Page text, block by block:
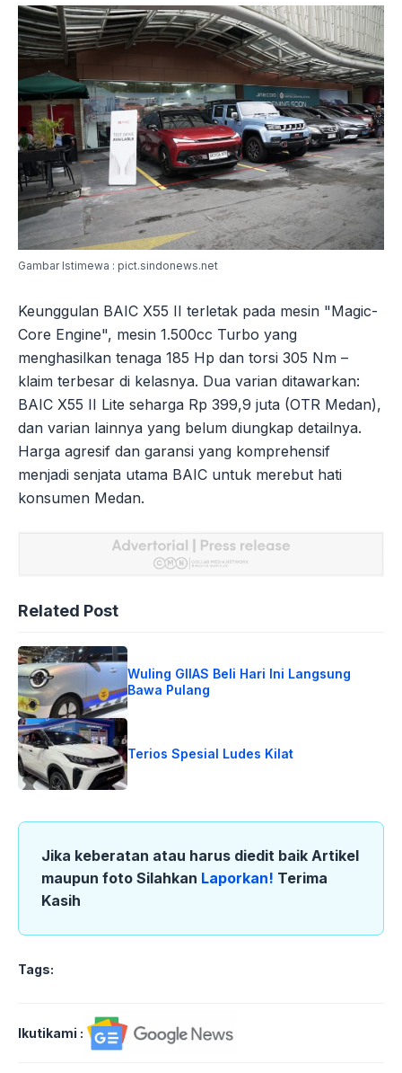
Gambar Istimewa : pict.sindonews.net
Keunggulan BAIC X55 II terletak pada mesin "Magic-
Core Engine", mesin 1.500cc Turbo yang
menghasilkan tenaga 185 Hp dan torsi 305 Nm –
klaim terbesar di kelasnya. Dua varian ditawarkan:
BAIC X55 II Lite seharga Rp 399,9 juta (OTR Medan),
dan varian lainnya yang belum diungkap detailnya.
Harga agresif dan garansi yang komprehensif
menjadi senjata utama BAIC untuk merebut hati
konsumen Medan.
Related Post
Wuling GIIAS Beli Hari Ini Langsung
Bawa Pulang
Terios Spesial Ludes Kilat
Jika keberatan atau harus diedit baik Artikel
maupun foto Silahkan Laporkan! Terima
Kasih
Tags:
Ikutikami :